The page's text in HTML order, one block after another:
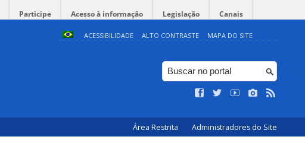
Participe Acesso à informação Legislação Canais
ACESSIBILIDADE ALTO CONTRASTE MAPA DO SITE
Área Restrita Administradores do Site